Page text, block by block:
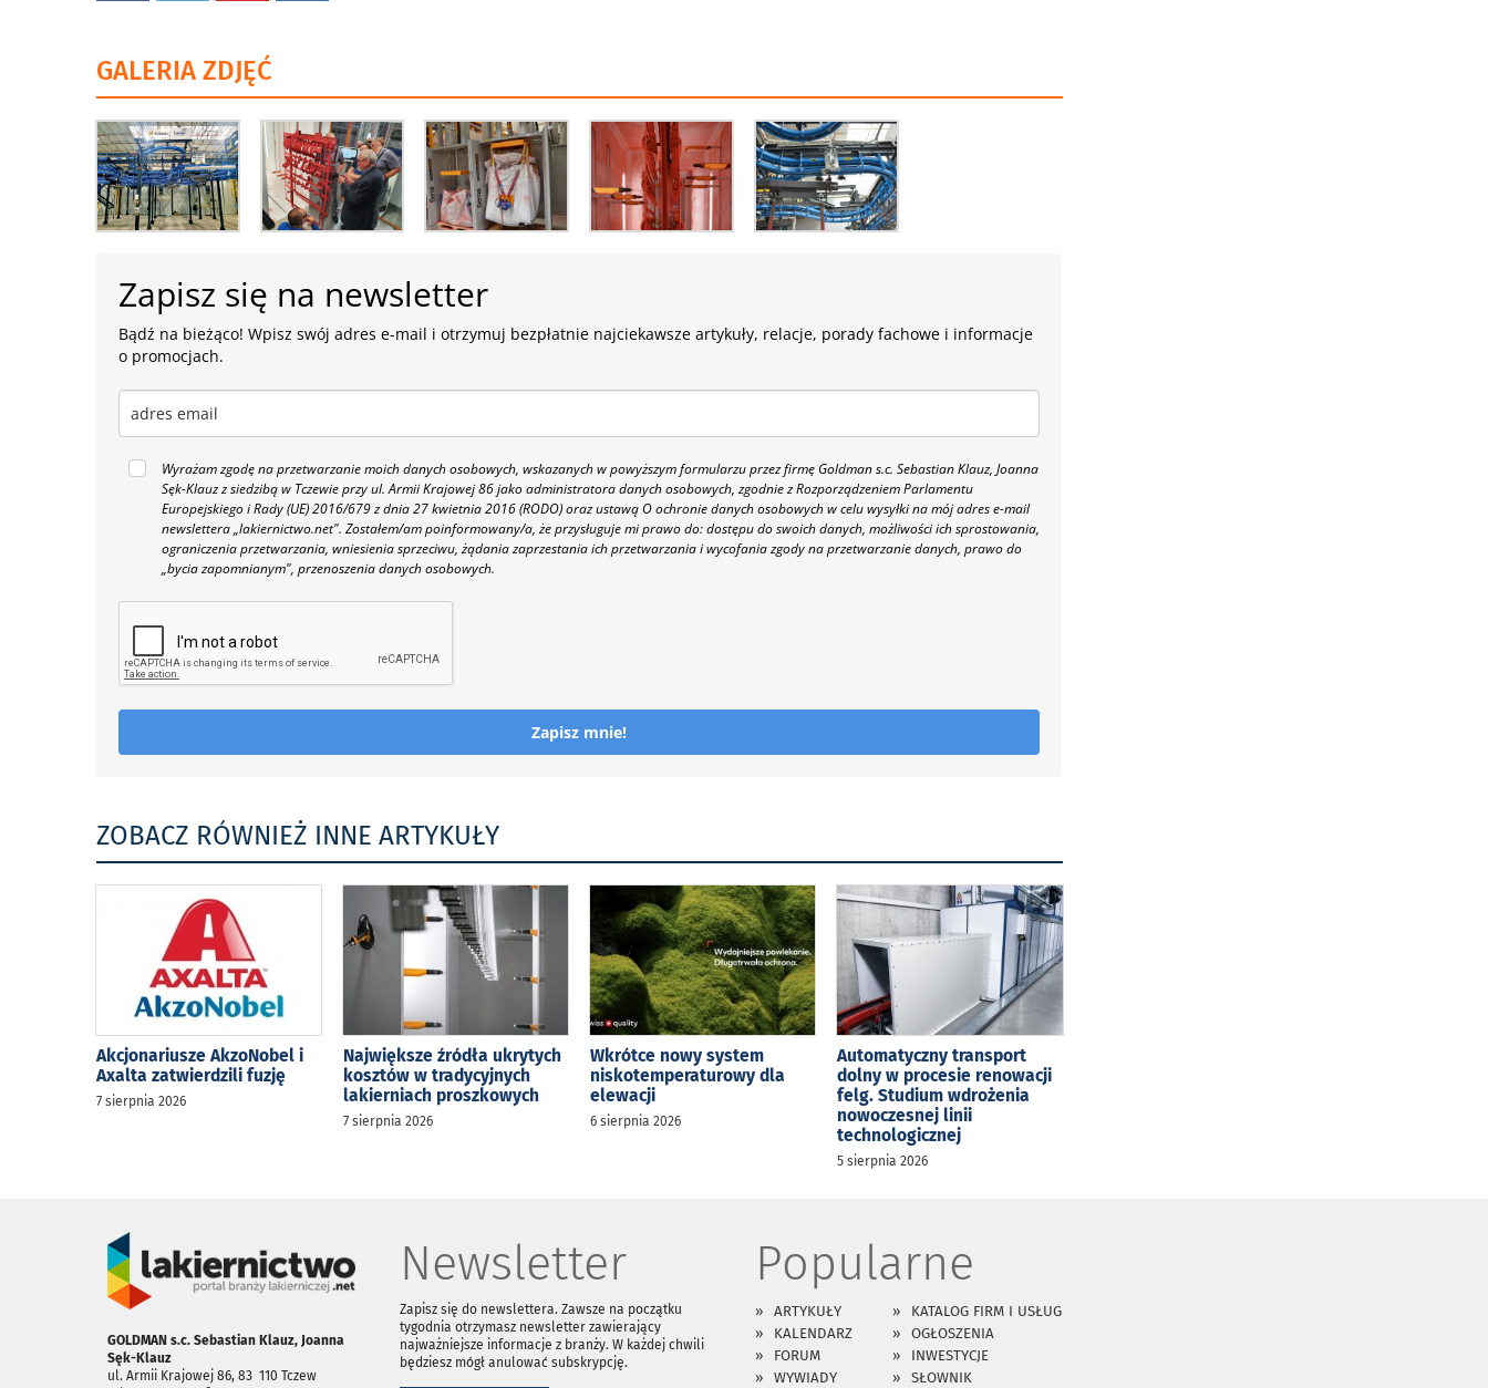
GALERIA ZDJĘĆ
Zapisz się na newsletter
Bądź na bieżąco! Wpisz swój adres e-mail i otrzymuj bezpłatnie najciekawsze artykuły, relacje, porady fachowe i informacje
o promocjach.
Wyrażam zgodę na przetwarzanie moich danych osobowych, wskazanych w powyższym formularzu przez firmę Goldman s.c. Sebastian Klauz, Joanna
Sęk-Klauz z siedzibą w Tczewie przy ul. Armii Krajowej 86 jako administratora danych osobowych, zgodnie z Rozporządzeniem Parlamentu
Europejskiego i Rady (UE) 2016/679 z dnia 27 kwietnia 2016 (RODO) oraz ustawą O ochronie danych osobowych w celu wysyłki na mój adres e-mail
newslettera „lakiernictwo.net". Zostałem/am poinformowany/a, że przysługuje mi prawo do: dostępu do swoich danych, możliwości ich sprostowania,
ograniczenia przetwarzania, wniesienia sprzeciwu, żądania zaprzestania ich przetwarzania i wycofania zgody na przetwarzanie danych, prawo do
„bycia zapomnianym", przenoszenia danych osobowych.
Zapisz mnie!
ZOBACZ RÓWNIEŻ INNE ARTYKUŁY
Akcjonariusze AkzoNobel i
Axalta zatwierdzili fuzję
7 sierpnia 2026
Największe źródła ukrytych
kosztów w tradycyjnych
lakierniach proszkowych
7 sierpnia 2026
Wkrótce nowy system
niskotemperaturowy dla
elewacji
6 sierpnia 2026
Automatyczny transport
dolny w procesie renowacji
felg. Studium wdrożenia
nowoczesnej linii
technologicznej
5 sierpnia 2026
GOLDMAN s.c. Sebastian Klauz, Joanna
Sęk-Klauz
ul. Armii Krajowej 86, 83 ­ 110 Tczew
Newsletter
Zapisz się do newslettera. Zawsze na początku
tygodnia otrzymasz newsletter zawierający
najważniejsze informacje z branży. W każdej chwili
będziesz mógł anulować subskrypcję.
Popularne
ARTYKUŁY
KATALOG FIRM I USŁUG
KALENDARZ
OGŁOSZENIA
FORUM
INWESTYCJE
WYWIADY
SŁOWNIK